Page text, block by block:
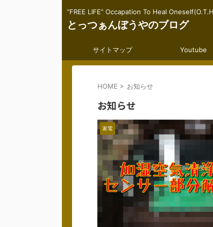
“FREE LIFE” Occapation To Heal
とっつぁんぼうやのブログ
サイトマップ Youtube
HOME > お知らせ
お知らせ
家電